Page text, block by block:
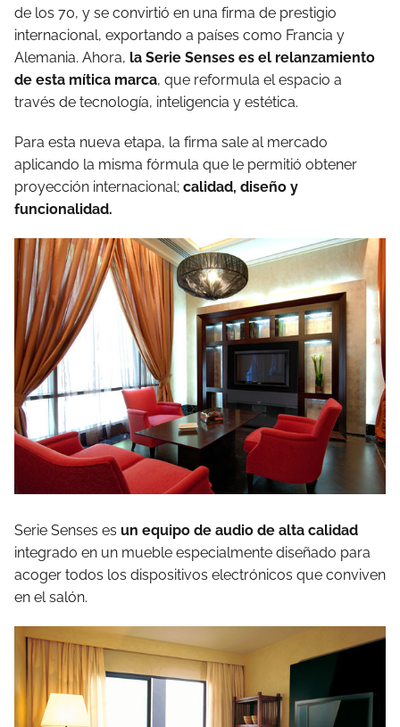
de los 70, y se convirtió en una firma de prestigio
internacional, exportando a países como Francia y
Alemania. Ahora, la Serie Senses es el relanzamiento
de esta mítica marca, que reformula el espacio a
través de tecnología, inteligencia y estética.
Para esta nueva etapa, la firma sale al mercado
aplicando la misma fórmula que le permitió obtener
proyección internacional; calidad, diseño y
funcionalidad.
Serie Senses es un equipo de audio de alta calidad
integrado en un mueble especialmente diseñado para
acoger todos los dispositivos electrónicos que conviven
en el salón.